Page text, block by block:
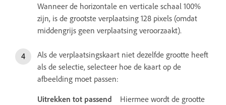
Wanneer de horizontale en verticale schaal 100%
zijn, is de grootste verplaatsing 128 pixels (omdat
middengrijs geen verplaatsing veroorzaakt).
Als de verplaatsingskaart niet dezelfde grootte heeft
als de selectie, selecteer hoe de kaart op de
afbeelding moet passen:
Uitrekken tot passend
Hiermee wordt de grootte